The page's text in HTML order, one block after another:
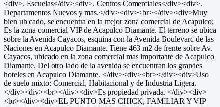
<div>. Escuelas</div><div>. Centros Comerciales</div><div>.
Departamentos Nuevos y mas.</div><div><br></div><div>Muy
bien ubicado, se encuentra en la mejor zona comercial de Acapulco;
Es la zona comercial VIP de Acapulco Diamante. El terreno se ubica
sobre la Avenida Cayacos, esquina con la Avenida Boulevard de las
Naciones en Acapulco Diamante. Tiene 463 m2 de frente sobre Av.
Cayacos, ubicado en la zona comercial mas importante de Acapulco
Diamante. Del otro lado de la avenida se encuentran los grandes
hoteles en Acapulco Diamante. </div><div><br></div><div>Uso
de suelo mixto: Comercial, Habitacional y de Industria Ligera.
</div><div><br></div><div>Es propiedad privada. </div><div>
<br></div><div>EL PUNTO MAS CHICK, FAMILIAR Y VIP